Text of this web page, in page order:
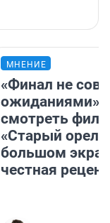
МНЕНИЕ
«Финал не
ожиданиями»:
смотреть
«Старый орел»
большом
честная